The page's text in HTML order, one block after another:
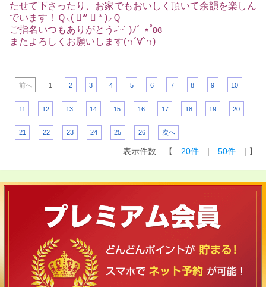
たせて下さったり、お家でもおいしく頂いて余韻を楽しん
でいます！Ｑ⸜( ॑꒳ ॑ * )⸝Ｑ
ご指名いつもありがとう˶˙ᵕ˙ )ﾉﾞ ⋆˚ʚɞ
またよろしくお願いします(∩´∀`∩)
前へ 1 2 3 4 5 6 7 8 9 10
11 12 13 14 15 16 17 18 19 20
21 22 23 24 25 26 次へ
表示件数 【 20件 | 50件 | 】